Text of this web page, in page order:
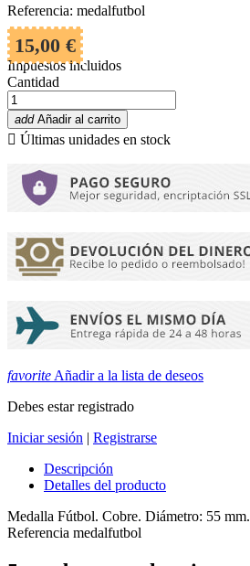
Referencia: medalfutbol
15,00 €
Impuestos incluidos
Cantidad
add Añadir al carrito
 Últimas unidades en stock
favorite Añadir a la lista de deseos
Debes estar registrado
Iniciar sesión | Registrarse
Descripción
Detalles del producto
Medalla Fútbol. Cobre. Diámetro: 55 mm.
Referencia medalfutbol